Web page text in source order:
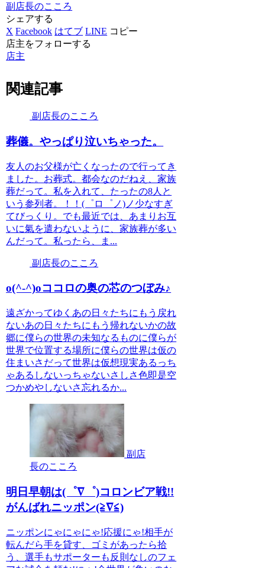
副店長のこころ
シェアする
X Facebook はてブ LINE コピー
店主をフォローする
店主
関連記事
副店長のこころ
葬儀。やっぱり泣いちゃった。
友人のお父様が亡くなったので行ってき
ました。お葬式。都会なのだねえ、家族
葬だって。私を入れて、たったの8人と
いう参列者。！！(゜ロ゜ノ)ノ少なすぎ
てびっくり。でも最近では、あまりお互
いに氣を遣わないように、家族葬が多い
んだって。私ったら、ま...
副店長のこころ
o(^-^)oココロの奥の芯のつぼみ♪
遠ざかってゆくあの日々たちにもう戻れ
ないあの日々たちにもう帰れないかの故
郷に僕らの世界の未知なるものに僕らが
世界で位置する場所に僕らの世界は仮の
住まいさだって世界は仮想現実あるっち
ゃあるしないっちゃないさしさ色即是空
つかめやしないさ忘れるか...
副店
長のこころ
明日早朝は(゜∇゜)コロンビア戦!!
がんばれニッポン(≧∇≦)
ニッポンにゃにゃにゃ!応援にゃ!相手が
転んだら手を貸す、ゴミがあったら拾
う、選手もサポーターも反則なしのフェ